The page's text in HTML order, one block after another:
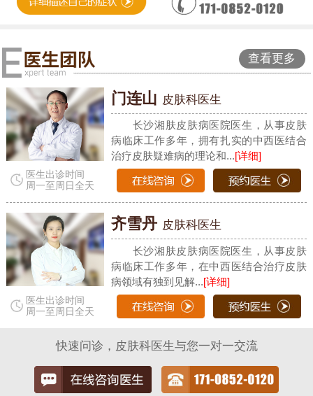
查看更多
医生出诊时间
周一至周日全天
门连山 皮肤科医生
长沙湘肤皮肤病医院医生，从事皮肤
病临床工作多年，拥有扎实的中西医结合
治疗皮肤疑难病的理论和...[详细]
医生出诊时间
周一至周日全天
齐雪丹 皮肤科医生
长沙湘肤皮肤病医院医生，从事皮肤
病临床工作多年，在中西医结合治疗皮肤
病领域有独到见解...[详细]
快速问诊，皮肤科医生与您一对一交流